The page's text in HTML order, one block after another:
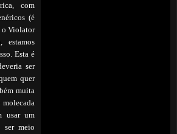
com
(é
o Violator
estamos
Esta é
ser
quer
muita
usar um
ser meio